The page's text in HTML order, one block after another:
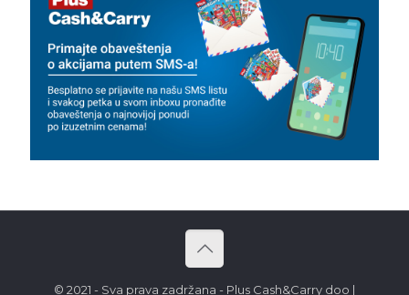
© 2021 - Sva prava zadržana - Plus Cash&Carry doo |